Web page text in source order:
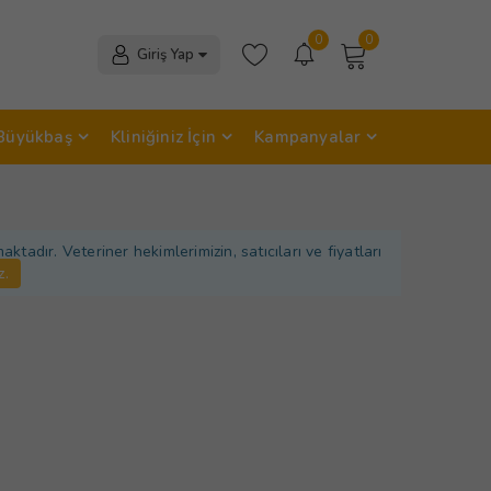
0
0
Giriş Yap
Kliniğiniz İçin Kampanyalar
Veteriner hekimlerimizin, satıcıları ve fiyatları